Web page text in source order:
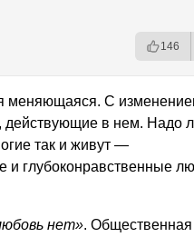
146
меняющаяся. С
действующие в нем. Надо
так и живут —
и глубоконравственные
нет». Общественная